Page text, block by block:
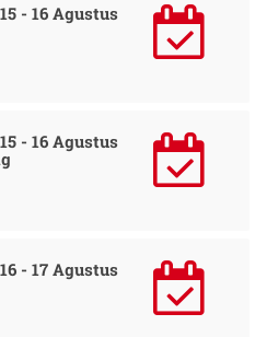
- 16 Agustus
- 16 Agustus
- 17 Agustus